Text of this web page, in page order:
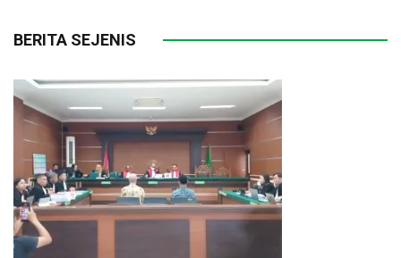
BERITA SEJENIS